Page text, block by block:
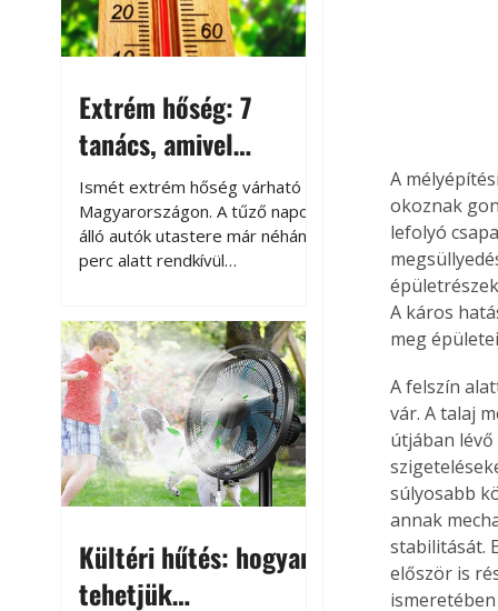
Extrém hőség: 7
tanács, amivel
megóvhatjuk
autónkat a nyári
károktól
Ismét extrém hőség várható
Magyarországon. A tűző napon
álló autók utastere már néhány
perc alatt rendkívül
megközelítheti. Ez nemcsak a
beszállást teszi kellemetlenné,
hanem az autó állapotára és a
benne hagyott tárgyakra is
káros hatással lehet. Néhány
egyszerű óvintézkedéssel
azonban jelentősen
csökkenthetjük a hőség káros
Kültéri hűtés: hogyan
tehetjük
A
okoznak
lefolyó
A káros
meg
A felszín
vár. A talaj
útjában
súlyosabb
annak
stabilitását.
először is